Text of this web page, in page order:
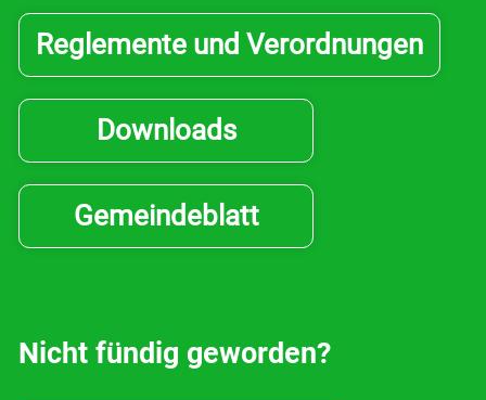
Reglemente und Verordnungen
Downloads
Gemeindeblatt
Nicht fündig geworden?